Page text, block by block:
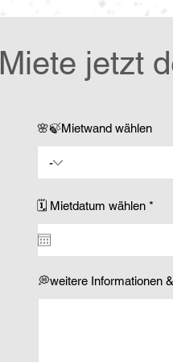
Miete jetzt
🌸🍃Mietwand wählen
🗓️ Mietdatum wählen *
i
e
d
💭weitere Informationen